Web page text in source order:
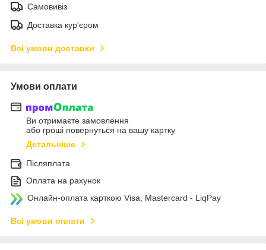
Самовивіз
Доставка кур'єром
Всі умови доставки
Умови оплати
Ви отримаєте замовлення
або гроші повернуться на вашу картку
Детальніше
Післяплата
Оплата на рахунок
Онлайн-оплата карткою Visa, Mastercard - LiqPay
Всі умови оплати